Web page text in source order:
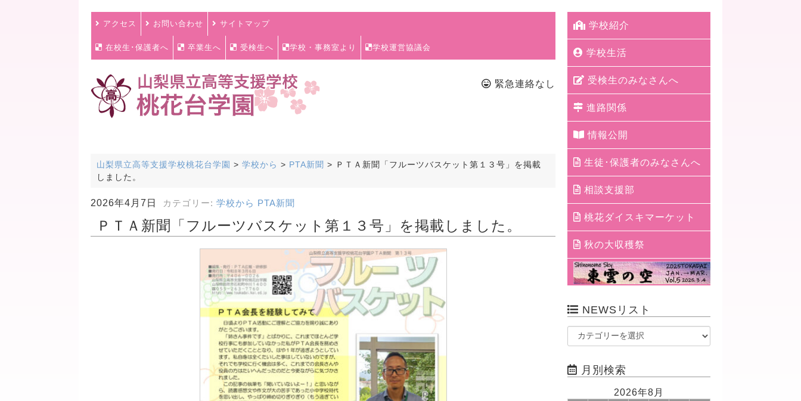
アクセス お問い合わせ サイトマップ
在校生･保護者へ 卒業生へ 受検生へ 学校・事務室より 学校運営協議会
緊急連絡なし
山梨県立高等支援学校桃花台学園 > 学校から > PTA新聞 >
ＰＴＡ新聞「フルーツバスケット第１３号」を掲載
しました。
2026年4月7日 カテゴリー: 学校から PTA新聞
ＰＴＡ新聞「フルーツバスケット第１３号」を掲載しました。
学校紹介
学校生活
受検生のみなさんへ
進路関係
情報公開
生徒･保護者のみなさんへ
相談支援部
桃花ダイスキマーケット
秋の大収穫祭
NEWSリスト
月別検索
2026年8月